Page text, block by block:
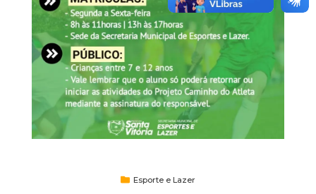
Esporte e Lazer